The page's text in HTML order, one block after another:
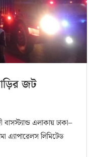
জট
বাসস্ট্যান্ড এলাকায় ঢাকা–
এ্যাপারেলস লিমিটেড